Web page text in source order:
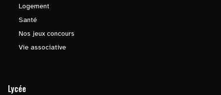
Logement
Santé
Nos jeux concours
Vie associative
Lycée